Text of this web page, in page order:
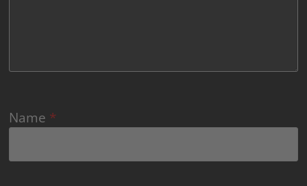
Name *